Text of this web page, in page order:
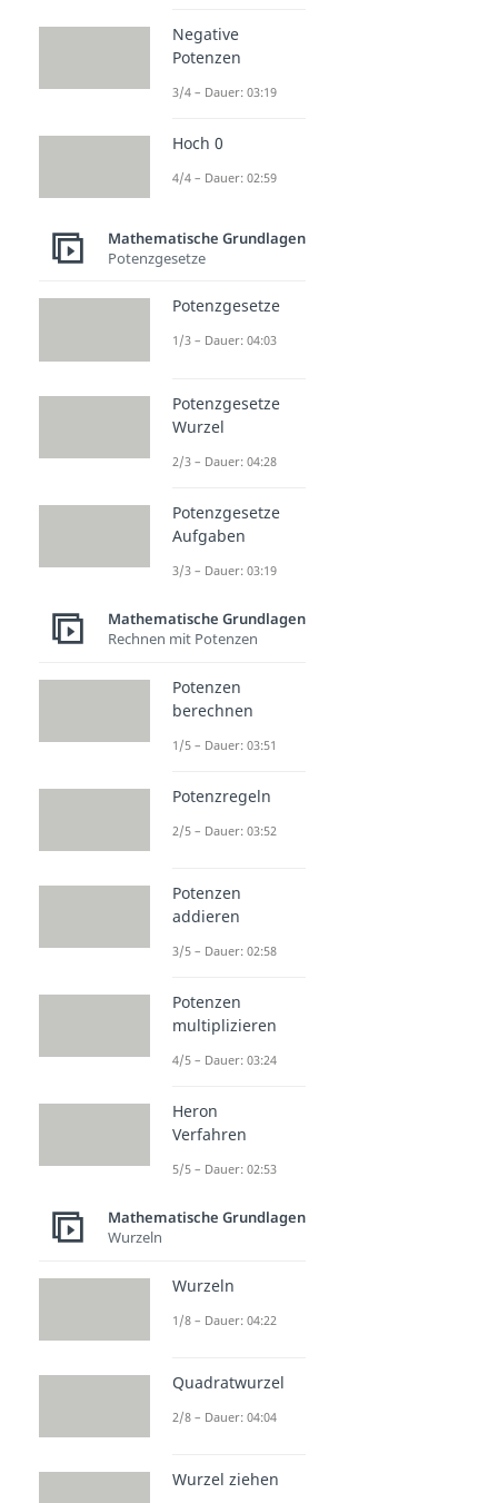
Negative
Potenzen
3/4 – Dauer: 03:19
Hoch 0
4/4 – Dauer: 02:59
Mathematische Grundlagen
Potenzgesetze
Potenzgesetze
1/3 – Dauer: 04:03
Potenzgesetze
Wurzel
2/3 – Dauer: 04:28
Potenzgesetze
Aufgaben
3/3 – Dauer: 03:19
Mathematische Grundlagen
Rechnen mit Potenzen
Potenzen
berechnen
1/5 – Dauer: 03:51
Potenzregeln
2/5 – Dauer: 03:52
Potenzen
addieren
3/5 – Dauer: 02:58
Potenzen
multiplizieren
4/5 – Dauer: 03:24
Heron
Verfahren
5/5 – Dauer: 02:53
Mathematische Grundlagen
Wurzeln
Wurzeln
1/8 – Dauer: 04:22
Quadratwurzel
2/8 – Dauer: 04:04
Wurzel ziehen